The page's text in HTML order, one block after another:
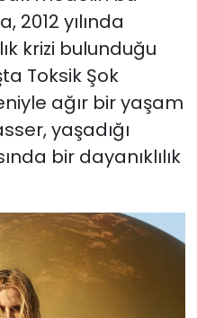
2012 yılında
krizi bulunduğu
Toksik Şok
ağır bir yaşam
yaşadığı
bir dayanıklılık